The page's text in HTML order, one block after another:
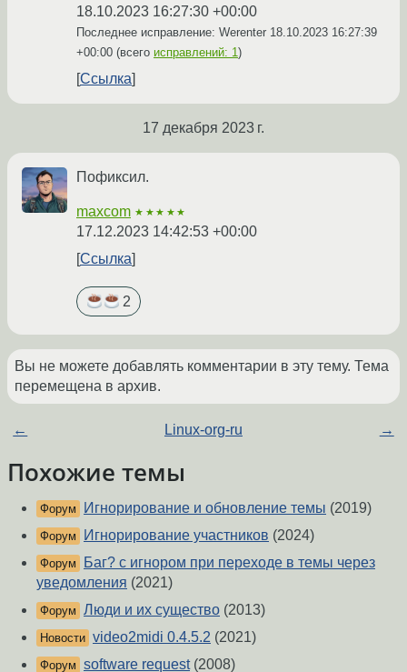
18.10.2023 16:27:30 +00:00
Последнее исправление: Werenter 18.10.2023 16:27:39
+00:00 (всего исправлений: 1 )
Ссылка
17 декабря 2023 г.
Пофиксил.
maxcom ★★★★★
17.12.2023 14:42:53 +00:00
Ссылка
2
Вы не можете добавлять комментарии в эту тему. Тема
перемещена в архив.
← Linux-org-ru →
Похожие темы
Форум Игнорирование и обновление темы (2019)
Форум Игнорирование участников (2024)
Форум
Баг? с игнором при переходе в темы через
уведомления (2021)
Форум Люди и их существо (2013)
Новости video2midi 0.4.5.2 (2021)
Форум software request(2008)